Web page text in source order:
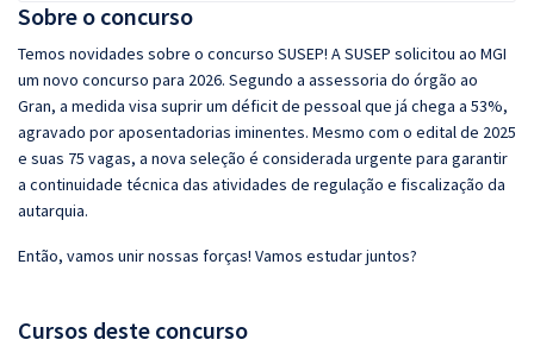
Sobre o concurso
Temos novidades sobre o concurso SUSEP! A SUSEP solicitou ao MGI
um novo concurso para 2026. Segundo a assessoria do órgão ao
Gran, a medida visa suprir um déficit de pessoal que já chega a 53%,
agravado por aposentadorias iminentes. Mesmo com o edital de 2025
e suas 75 vagas, a nova seleção é considerada urgente para garantir
a continuidade técnica das atividades de regulação e fiscalização da
autarquia.
Então, vamos unir nossas forças! Vamos estudar juntos?
Cursos deste concurso